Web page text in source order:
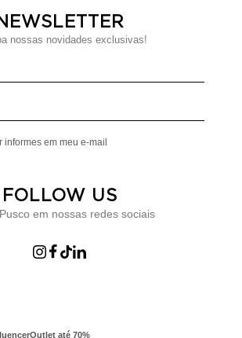
nossas novidades exclusivas!
informes em meu e-mail
FOLLOW US
em nossas redes sociais
Outlet até 70%